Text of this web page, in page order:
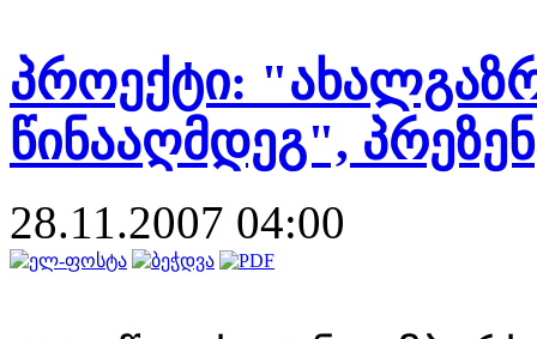
პროექტი:
წინააღმდეგ",
28.11.2007 04:00